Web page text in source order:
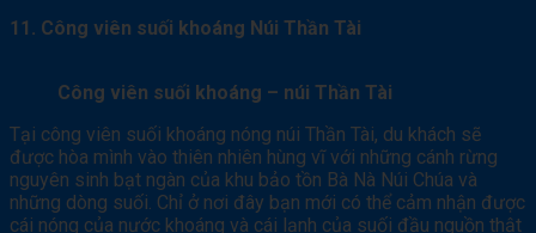
11. Công viên suối khoáng Núi Thần Tài
Công viên suối khoáng – núi Thần Tài
Tại công viên suối khoáng nóng núi Thần Tài, du khách sẽ
được hòa mình vào thiên nhiên hùng vĩ với những cánh rừng
nguyên sinh bạt ngàn của khu bảo tồn Bà Nà Núi Chúa và
những dòng suối. Chỉ ở nơi đây bạn mới có thể cảm nhận được
cái nóng của nước khoáng và cái lạnh của suối đầu nguồn thật